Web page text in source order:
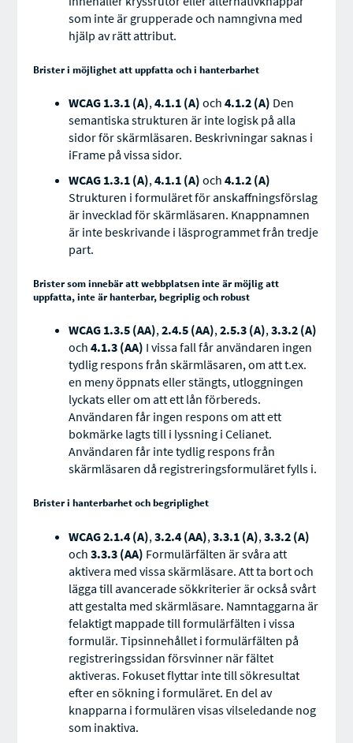
som inte är grupperade och namngivna med
hjälp av rätt attribut.
Brister i möjlighet att uppfatta och i hanterbarhet
WCAG 1.3.1 (A),4.1.1 (A) och4.1.2 (A) Den
semantiska strukturen är inte logisk på alla
sidor för skärmläsaren. Beskrivningar saknas i
iFrame på vissa sidor.
WCAG 1.3.1 (A),4.1.1 (A) och4.1.2 (A)
Strukturen i formuläret för anskaffningsförslag
är invecklad för skärmläsaren. Knappnamnen
är inte beskrivande i läsprogrammet från tredje
part.
Brister som innebär att webbplatsen inte är möjlig att
uppfatta, inte är hanterbar, begriplig och robust
WCAG 1.3.5 (AA),2.4.5 (AA),2.5.3 (A),3.3.2 (A)
och4.1.3 (AA) I vissa fall får användaren ingen
tydlig respons från skärmläsaren, om att t.ex.
en meny öppnats eller stängts, utloggningen
lyckats eller om att ett lån förbereds.
Användaren får ingen respons om att ett
bokmärke lagts till i lyssning i Celianet.
Användaren får inte tydlig respons från
skärmläsaren då registreringsformuläret fylls i.
Brister i hanterbarhet och begriplighet
WCAG 2.1.4 (A),3.2.4 (AA),3.3.1 (A),3.3.2 (A)
och3.3.3 (AA) Formulärfälten är svåra att
aktivera med vissa skärmläsare. Att ta bort och
lägga till avancerade sökkriterier är också svårt
att gestalta med skärmläsare. Namntaggarna är
felaktigt mappade till formulärfälten i vissa
formulär. Tipsinnehållet i formulärfälten på
registreringssidan försvinner när fältet
aktiveras. Fokuset flyttar inte till sökresultat
efter en sökning i formuläret. En del av
knapparna i formulären visas vilseledande nog
som inaktiva.